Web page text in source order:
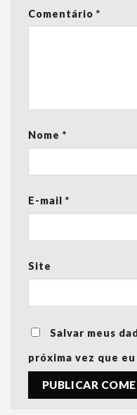
Comentário *
Nome *
E-mail *
Site
Salvar meus
próxima vez que